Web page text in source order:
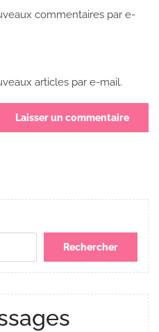
commentaires par e-
articles par e-mail.
Rechercher